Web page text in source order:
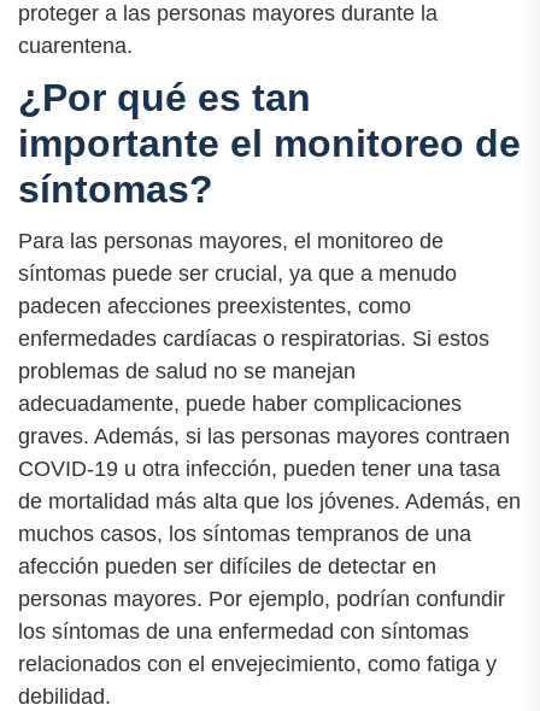
proteger a las personas mayores durante la
cuarentena.
¿Por qué es tan
importante el monitoreo de
síntomas?
Para las personas mayores, el monitoreo de
síntomas puede ser crucial, ya que a menudo
padecen afecciones preexistentes, como
enfermedades cardíacas o respiratorias. Si estos
problemas de salud no se manejan
adecuadamente, puede haber complicaciones
graves. Además, si las personas mayores contraen
COVID-19 u otra infección, pueden tener una tasa
de mortalidad más alta que los jóvenes. Además, en
muchos casos, los síntomas tempranos de una
afección pueden ser difíciles de detectar en
personas mayores. Por ejemplo, podrían confundir
los síntomas de una enfermedad con síntomas
relacionados con el envejecimiento, como fatiga y
debilidad.